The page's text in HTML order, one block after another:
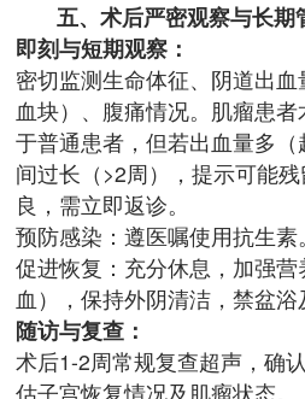
五、术后严密观察与长期
即刻与短期观察：
密切监测生命体征、阴道出
血块）、腹痛情况。肌瘤患
于普通患者，但若出血量多
间过长（>2周），提示可能
良，需立即返诊。
预防感染：遵医嘱使用抗生素。
促进恢复：充分休息，加强
血），保持外阴清洁，禁盆浴
随访与复查：
术后1-2周常规复查超声，确
估子宫恢复情况及肌瘤状态。